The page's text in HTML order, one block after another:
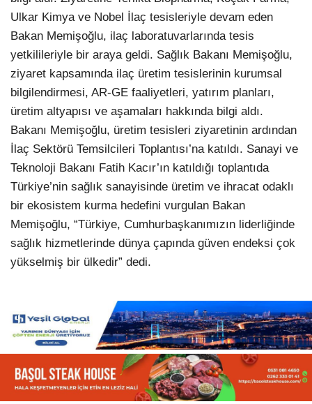
Ulkar Kimya ve Nobel İlaç tesisleriyle devam eden
Bakan Memişoğlu, ilaç laboratuvarlarında tesis
yetkilileriyle bir araya geldi. Sağlık Bakanı Memişoğlu,
ziyaret kapsamında ilaç üretim tesislerinin kurumsal
bilgilendirmesi, AR-GE faaliyetleri, yatırım planları,
üretim altyapısı ve aşamaları hakkında bilgi aldı.
Bakanı Memişoğlu, üretim tesisleri ziyaretinin ardından
İlaç Sektörü Temsilcileri Toplantısı’na katıldı. Sanayi ve
Teknoloji Bakanı Fatih Kacır’ın katıldığı toplantıda
Türkiye’nin sağlık sanayisinde üretim ve ihracat odaklı
bir ekosistem kurma hedefini vurgulan Bakan
Memişoğlu, “Türkiye, Cumhurbaşkanımızın liderliğinde
sağlık hizmetlerinde dünya çapında güven endeksi çok
yükselmiş bir ülkedir” dedi.